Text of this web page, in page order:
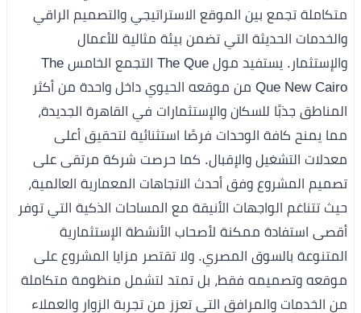
متكاملة تجمع بين الموقع الاستراتيجي والتصميم الراقي
والخدمات الحديثة التي تضمن بيئة مثالية للأعمال
والإستثمار. يستفيد مول The Que التجمع الخامس The
Que New Cairo من موقعه الحيوي داخل واحدة من أكثر
المناطق جذبًا للسكان والإستثمارات في القاهرة الجديدة،
مما يمنح كافة الوحدات فرصًا استثنائية لتحقيق أعلى
معدلات التشغيل والإقبال. كما حرصت شركة مرتقى على
تصميم المشروع وفق أحدث الاتجاهات المعمارية العالمية،
حيث تتناغم الواجهات الأنيقة مع المساحات الذكية التي توفر
أقصى استفادة ممكنة لأصحاب الأنشطة الإستثمارية
المتنوعة بالسوق المصري. ولا تقتصر مزايا المشروع على
موقعه وتصميمه فقط، بل تمتد لتشمل منظومة متكاملة
من الخدمات والمرافق التي تعزز من تجربة الزوار والعملاء